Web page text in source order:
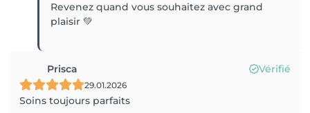
Revenez quand vous souhaitez avec grand
plaisir 💚
Prisca Vérifié
29.01.2026
Soins toujours parfaits